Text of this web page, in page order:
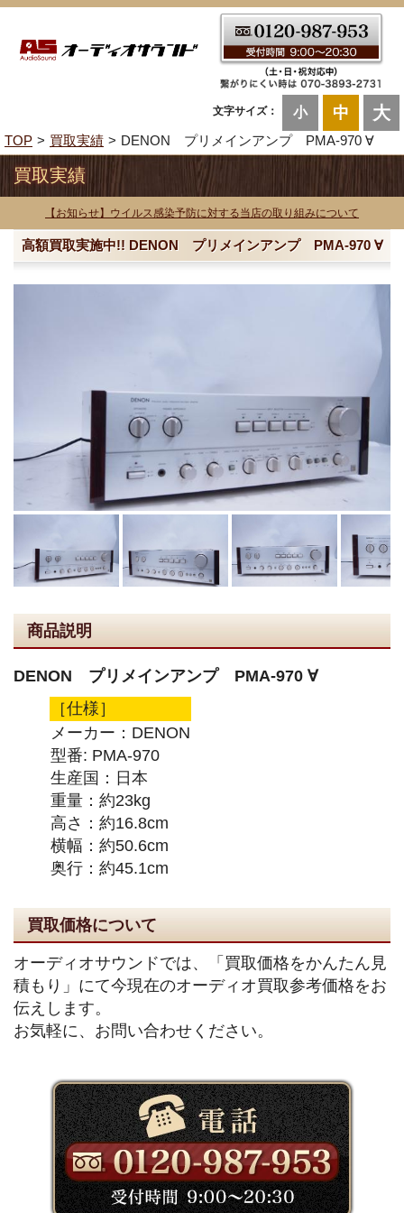
文字サイズ： 小 中 大
TOP 買取実績 DENON プリメインアンプ PMA-970 ∀
買取実績
【お知らせ】ウイルス感染予防に対する当店の取り組みについて
高額買取実施中!! DENON プリメインアンプ PMA-970 ∀
商品説明
DENON プリメインアンプ PMA-970 ∀
［仕様］
メーカー：DENON
型番: PMA-970
生産国：日本
重量：約23kg
高さ：約16.8cm
横幅：約50.6cm
奥行：約45.1cm
買取価格について
オーディオサウンドでは、「買取価格をかんたん見
積もり」にて今現在のオーディオ買取参考価格をお
伝えします。
お気軽に、お問い合わせください。